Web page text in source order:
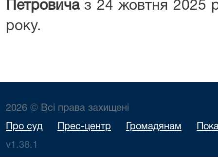
Петровичаз 24 жовтня 2025
року.
2026 © Всі права захищені
Про суд Прес-центр Громадянам
v1.38.1